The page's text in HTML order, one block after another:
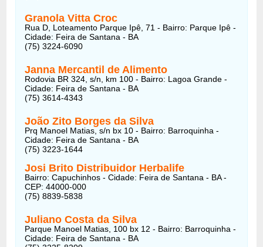
Granola Vitta Croc
Rua D, Loteamento Parque Ipê, 71 - Bairro: Parque Ipê -
Cidade: Feira de Santana - BA
(75) 3224-6090
Janna Mercantil de Alimento
Rodovia BR 324, s/n, km 100 - Bairro: Lagoa Grande -
Cidade: Feira de Santana - BA
(75) 3614-4343
João Zito Borges da Silva
Prq Manoel Matias, s/n bx 10 - Bairro: Barroquinha -
Cidade: Feira de Santana - BA
(75) 3223-1644
Josi Brito Distribuidor Herbalife
Bairro: Capuchinhos - Cidade: Feira de Santana - BA -
CEP: 44000-000
(75) 8839-5838
Juliano Costa da Silva
Parque Manoel Matias, 100 bx 12 - Bairro: Barroquinha -
Cidade: Feira de Santana - BA